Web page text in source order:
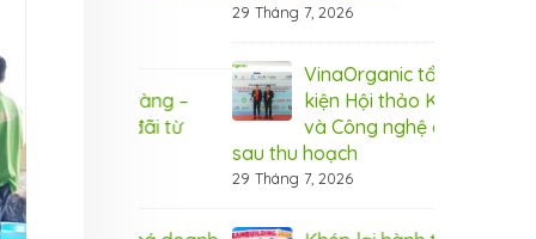
ràng –
đãi từ
29 Tháng 7, 2026
VinaOrganic tổng kết sự
kiện Hội thảo Khoa học
và Công nghệ chế biến
sau thu hoạch
29 Tháng 7, 2026